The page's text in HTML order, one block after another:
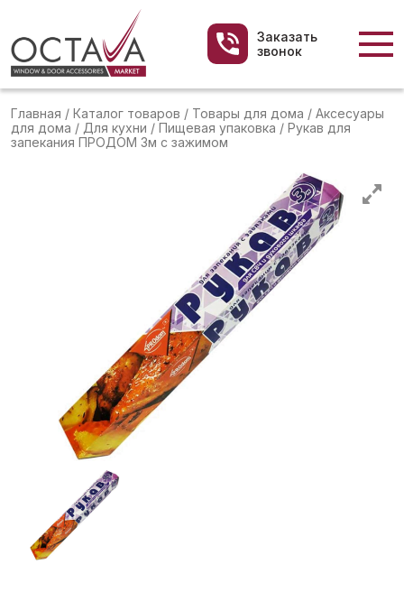
Заказать
звонок
Главная / Каталог товаров / Товары для дома / Аксесуары
для дома / Для кухни / Пищевая упаковка / Рукав для
запекания ПРОДОМ 3м с зажимом